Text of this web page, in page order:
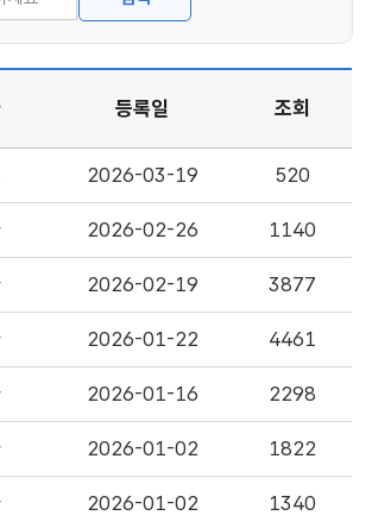
등록일 조회
2026-03-19 520
2026-02-26 1140
2026-02-19 3877
2026-01-22 4461
2026-01-16 2298
2026-01-02 1822
2026-01-02 1340